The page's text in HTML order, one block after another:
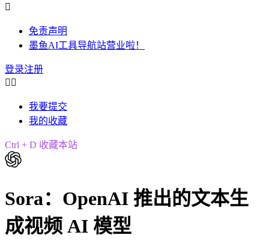

免责声明
墨鱼AI工具导航站营业啦！
登录注册
 
我要提交
我的收藏
Ctrl + D 收藏本站
Sora：OpenAI 推出的文本生
成视频 AI 模型